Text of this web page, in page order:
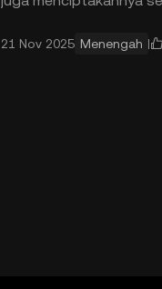
reward. Biaya blok b
21 Nov 2025 Menengah